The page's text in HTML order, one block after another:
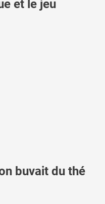
et le jeu
buvait du thé